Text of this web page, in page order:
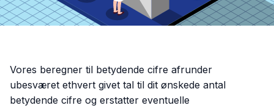
Vores beregner til betydende cifre afrunder
ubesværet ethvert givet tal til dit ønskede antal
betydende cifre og erstatter eventuelle